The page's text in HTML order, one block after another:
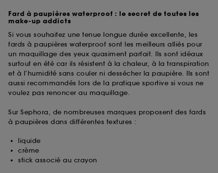
Fard à paupières waterproof : le secret de toutes les
make-up addicts
Si vous souhaitez une tenue longue durée excellente, les
fards à paupières waterproof sont les meilleurs alliés pour
un maquillage des yeux quasiment parfait. Ils sont idéaux
surtout en été car ils résistent à la chaleur, à la transpiration
et à l’humidité sans couler ni dessécher la paupière. Ils sont
aussi recommandés lors de la pratique sportive si vous ne
voulez pas renoncer au maquillage.
Sur Sephora, de nombreuses marques proposent des fards
à paupières dans différentes textures :
liquide
crème
stick associé au crayon
Cookies fonctionnels :
permettant l’affichage et/ou la fourniture de
certaines fonctionnalités du site, tel que les
cookies d’authentification qui sont utilisés afin de
vous faire bénéficier de l’authentification
prolongée vous permettant d’accéder à votre
compte lors de votre prochaine visite sur le site
sans saisir à nouveau votre identifiant et mot de
lecture de ces traceurs requiert votre accord. Vous
pouvez personnaliser vos choix concernant le dépôt
de ces cookies grâce au bouton "personnaliser mes